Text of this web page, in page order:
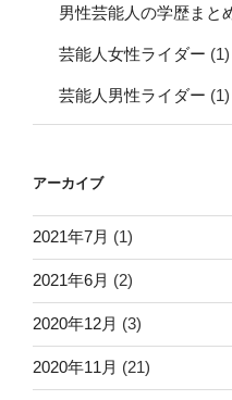
男性芸能人の学歴まと
芸能人女性ライダー (1)
芸能人男性ライダー (1)
アーカイブ
2021年7月 (1)
2021年6月 (2)
2020年12月 (3)
2020年11月 (21)